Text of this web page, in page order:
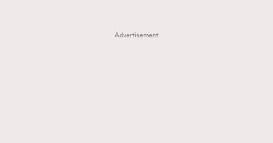
Advertisement